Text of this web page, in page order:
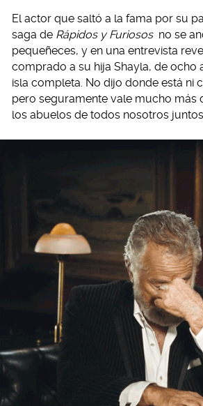
El actor que saltó a la fama por su
saga de Rápidos y Furiosos no se
pequeñeces, y en una entrevista
comprado a su hija Shayla, de ocho
isla completa. No dijo donde está ni
pero seguramente vale mucho más
los abuelos de todos nosotros